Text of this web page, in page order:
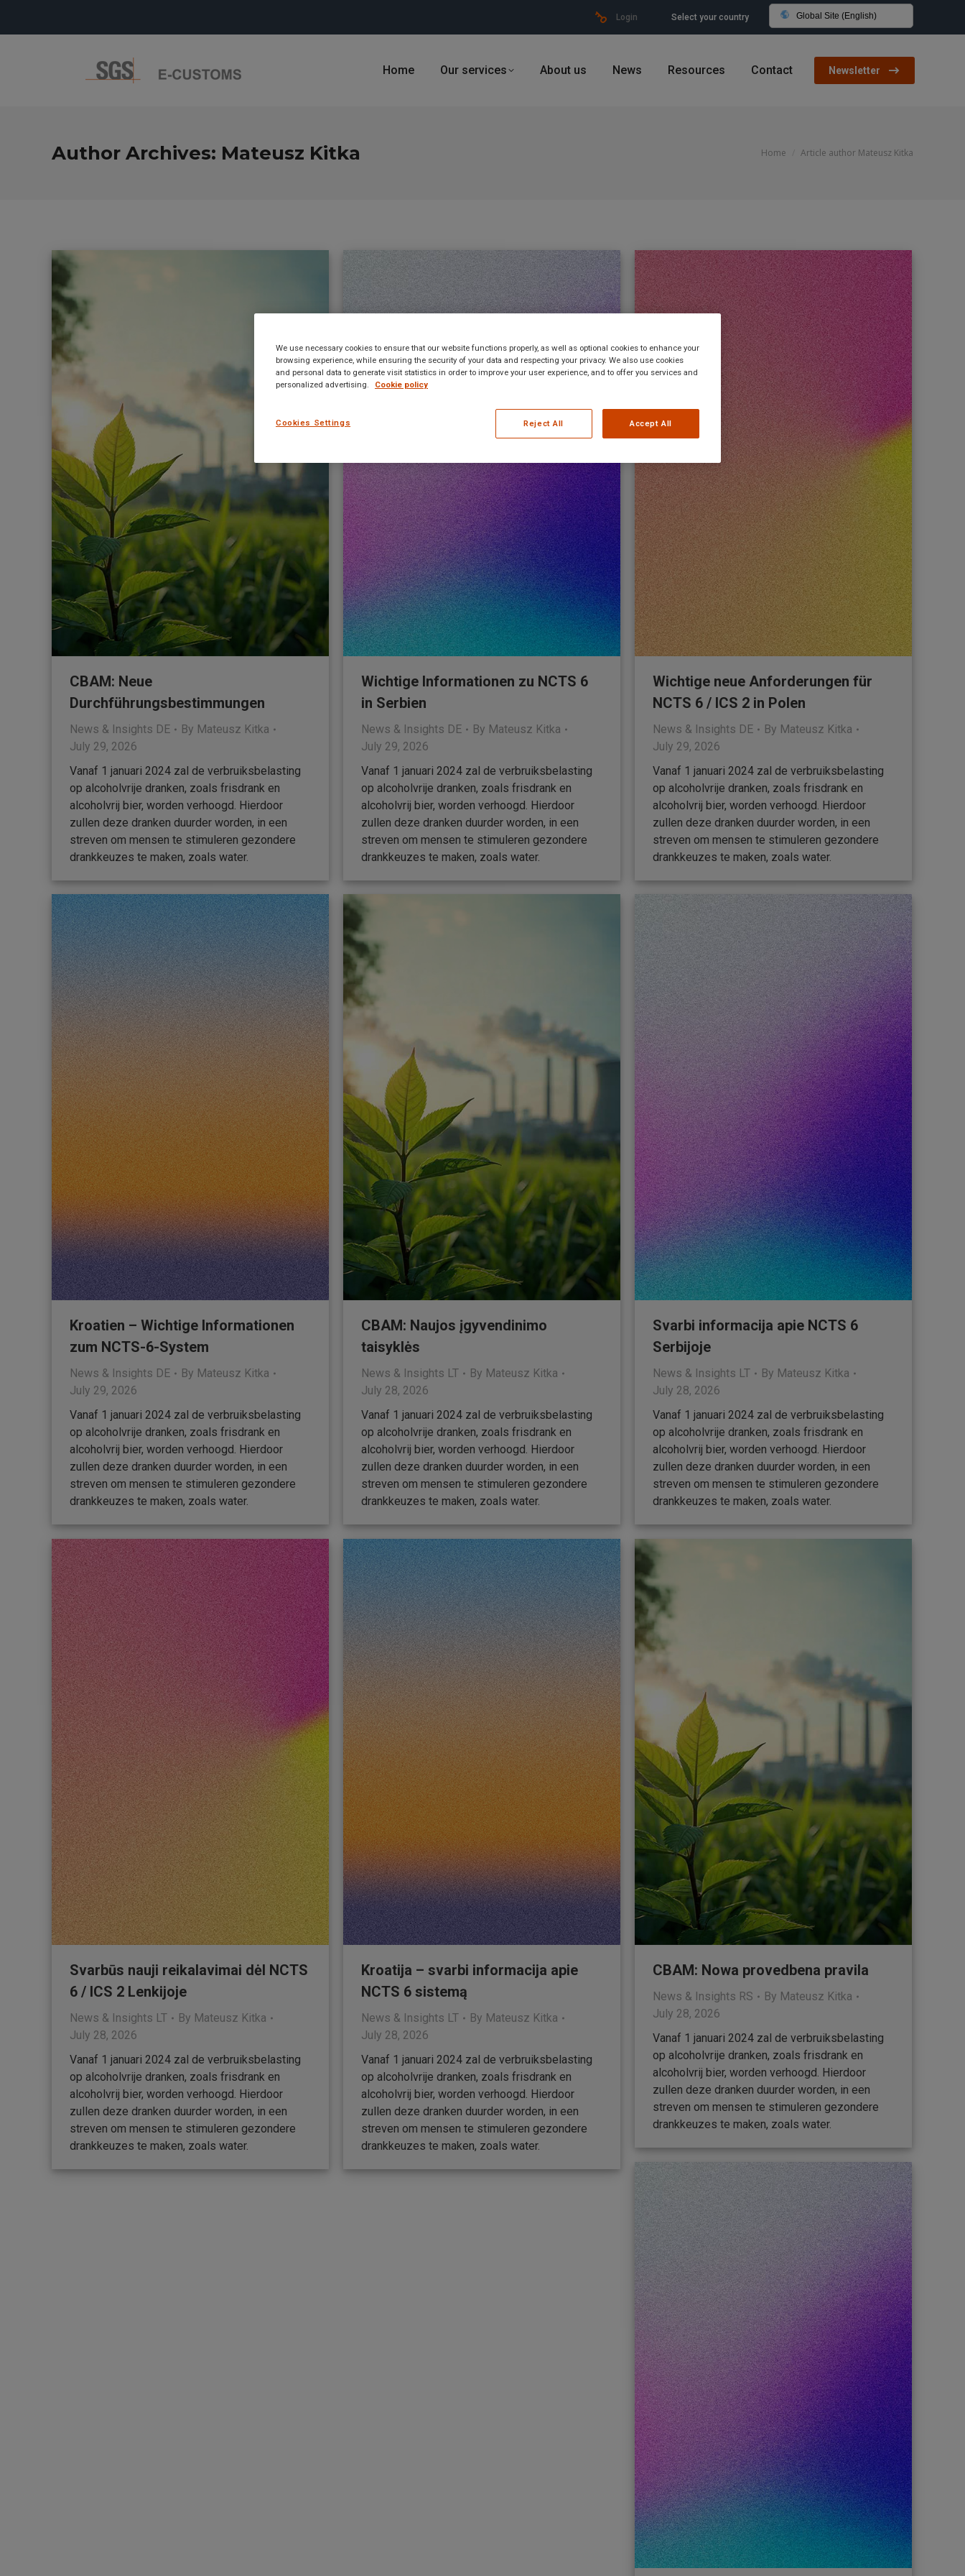
Login Select your country Global Site (English)
Home Our services About us News Resources Contact Newsletter
Author Archives: Mateusz Kitka You are here:
Home Article author Mateusz Kitka
CBAM: Neue
Durchführungsbestimmungen
News & Insights DE By Mateusz Kitka
July 29, 2026
Vanaf 1 januari 2024 zal de verbruiksbelasting
op alcoholvrije dranken, zoals frisdrank en
alcoholvrij bier, worden verhoogd. Hierdoor
zullen deze dranken duurder worden, in een
streven om mensen te stimuleren gezondere
drankkeuzes te maken, zoals water.
Wichtige Informationen zu NCTS 6
in Serbien
News & Insights DE By Mateusz Kitka
July 29, 2026
Vanaf 1 januari 2024 zal de verbruiksbelasting
op alcoholvrije dranken, zoals frisdrank en
alcoholvrij bier, worden verhoogd. Hierdoor
zullen deze dranken duurder worden, in een
streven om mensen te stimuleren gezondere
drankkeuzes te maken, zoals water.
Wichtige neue Anforderungen für
NCTS 6 / ICS 2 in Polen
News & Insights DE By Mateusz Kitka
July 29, 2026
Vanaf 1 januari 2024 zal de verbruiksbelasting
op alcoholvrije dranken, zoals frisdrank en
alcoholvrij bier, worden verhoogd. Hierdoor
zullen deze dranken duurder worden, in een
streven om mensen te stimuleren gezondere
drankkeuzes te maken, zoals water.
Kroatien – Wichtige Informationen
zum NCTS-6-System
News & Insights DE By Mateusz Kitka
July 29, 2026
Vanaf 1 januari 2024 zal de verbruiksbelasting
op alcoholvrije dranken, zoals frisdrank en
alcoholvrij bier, worden verhoogd. Hierdoor
zullen deze dranken duurder worden, in een
streven om mensen te stimuleren gezondere
drankkeuzes te maken, zoals water.
CBAM: Naujos įgyvendinimo
taisyklės
News & Insights LT By Mateusz Kitka
July 28, 2026
Vanaf 1 januari 2024 zal de verbruiksbelasting
op alcoholvrije dranken, zoals frisdrank en
alcoholvrij bier, worden verhoogd. Hierdoor
zullen deze dranken duurder worden, in een
streven om mensen te stimuleren gezondere
drankkeuzes te maken, zoals water.
Svarbi informacija apie NCTS 6
Serbijoje
News & Insights LT By Mateusz Kitka
July 28, 2026
Vanaf 1 januari 2024 zal de verbruiksbelasting
op alcoholvrije dranken, zoals frisdrank en
alcoholvrij bier, worden verhoogd. Hierdoor
zullen deze dranken duurder worden, in een
streven om mensen te stimuleren gezondere
drankkeuzes te maken, zoals water.
Svarbūs nauji reikalavimai dėl NCTS
6 / ICS 2 Lenkijoje
News & Insights LT By Mateusz Kitka
July 28, 2026
Vanaf 1 januari 2024 zal de verbruiksbelasting
op alcoholvrije dranken, zoals frisdrank en
alcoholvrij bier, worden verhoogd. Hierdoor
zullen deze dranken duurder worden, in een
streven om mensen te stimuleren gezondere
drankkeuzes te maken, zoals water.
Kroatija – svarbi informacija apie
NCTS 6 sistemą
News & Insights LT By Mateusz Kitka
July 28, 2026
Vanaf 1 januari 2024 zal de verbruiksbelasting
op alcoholvrije dranken, zoals frisdrank en
alcoholvrij bier, worden verhoogd. Hierdoor
zullen deze dranken duurder worden, in een
streven om mensen te stimuleren gezondere
drankkeuzes te maken, zoals water.
CBAM: Nowa provedbena pravila
News & Insights RS By Mateusz Kitka
July 28, 2026
Vanaf 1 januari 2024 zal de verbruiksbelasting
op alcoholvrije dranken, zoals frisdrank en
alcoholvrij bier, worden verhoogd. Hierdoor
zullen deze dranken duurder worden, in een
streven om mensen te stimuleren gezondere
drankkeuzes te maken, zoals water.
We use necessary cookies to ensure that our website functions properly, as well as optional cookies to enhance your
browsing experience, while ensuring the security of your data and respecting your privacy. We also use cookies
and personal data to generate visit statistics in order to improve your user experience, and to offer you services and
personalized advertising.
Cookie policy
Cookies Settings Reject All Accept All